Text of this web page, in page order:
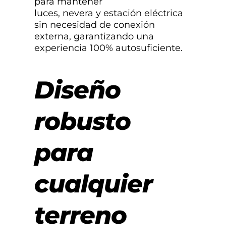
luces, nevera y estación eléctrica
sin necesidad de conexión
externa, garantizando una
experiencia 100% autosuficiente.
Diseño
robusto
para
cualquier
terreno